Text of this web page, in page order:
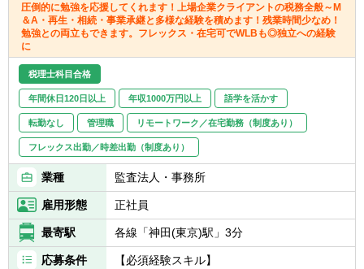
圧倒的に勉強を応援してくれます！上場企業クライアントの税務全般～M
＆A・再生・相続・事業承継と多様な経験を積めます！残業時間少なめ！
勉強との両立もできます。フレックス・在宅可でWLBも◎独立への経験
に
税理士科目合格
年間休日120日以上 年収1000万円以上 語学を活かす
転勤なし 管理職 リモートワーク／在宅勤務（制度あり）
フレックス出勤／時差出勤（制度あり）
業種 監査法人・事務所
雇用形態 正社員
最寄駅 各線「神田(東京)駅」3分
応募条件
【必須経験スキル】